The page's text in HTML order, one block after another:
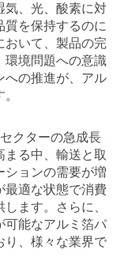
気、光、酸素に対
質を保持するのに
おいて、製品の完
環境問題への意識
への推進が、アル
クターの急成長
る中、輸送と取
ションの需要が増
最適な状態で消費
ます。さらに、
可能なアルミ箔パ
り、様々な業界で